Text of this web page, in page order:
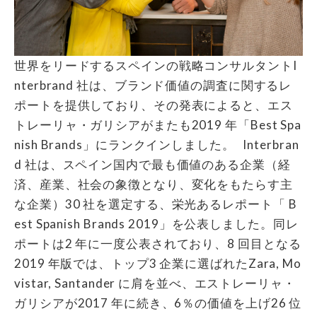
世界をリードするスペインの戦略コンサルタントI
nterbrand 社は、ブランド価値の調査に関するレ
ポートを提供しており、その発表によると、エス
トレーリャ・ガリシアがまたも2019 年「Best Spa
nish Brands」にランクインしました。 Interbran
d 社は、スペイン国内で最も価値のある企業（経
済、産業、社会の象徴となり、変化をもたらす主
な企業）30 社を選定する、栄光あるレポート「 B
est Spanish Brands 2019」を公表しました。同レ
ポートは2 年に一度公表されており、8 回目となる
2019 年版では、トップ3 企業に選ばれたZara, Mo
vistar, Santander に肩を並べ、エストレーリャ・
ガリシアが2017 年に続き、6％の価値を上げ26 位